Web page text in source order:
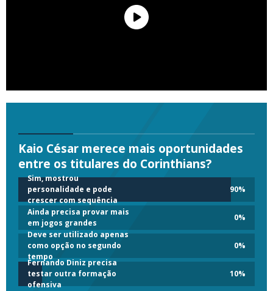
Kaio César merece mais oportunidades
entre os titulares do Corinthians?
Sim, mostrou
personalidade e pode
crescer com sequência
90%
Ainda precisa provar mais
em jogos grandes
0%
Deve ser utilizado apenas
como opção no segundo
tempo
0%
Fernando Diniz precisa
testar outra formação
ofensiva
10%